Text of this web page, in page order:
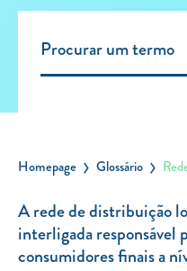
Empresas
Sobre nós
FAQ
Blog
Homepage Glossário
A rede de distribuição
interligada responsável
consumidores finais a